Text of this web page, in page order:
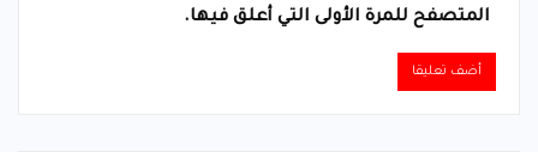
المتصفح للمرة الأولى التي أعلق فيها.